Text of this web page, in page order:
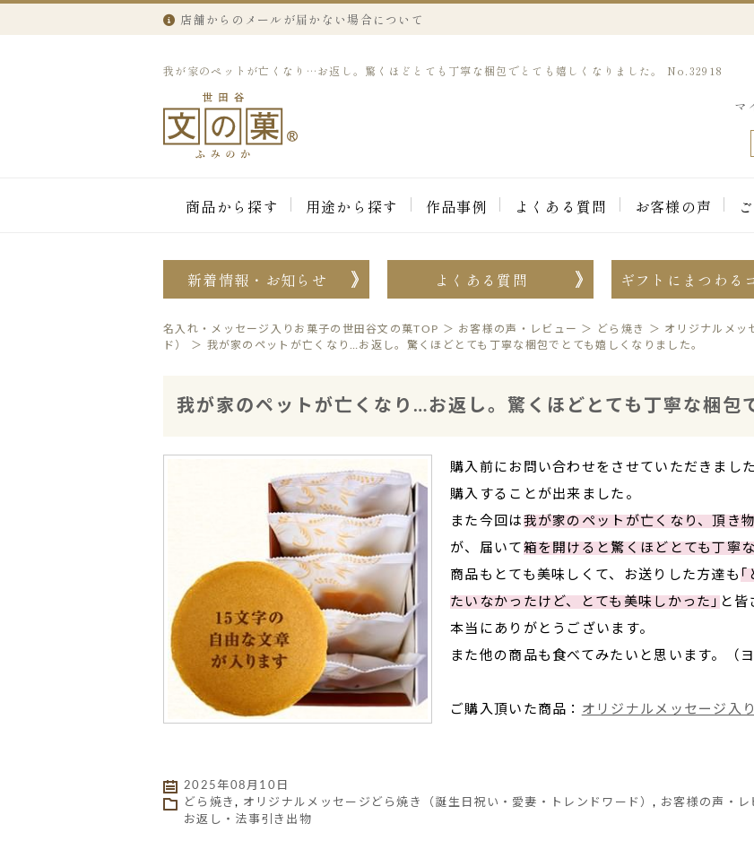
店舗からのメールが届かない場合について
我が家のペットが亡くなり…お返し。驚くほどとても丁寧な梱包でとても嬉しくなりました。 No.32918
マ
商品から探す 用途から探す 作品事例 よくある質問 お客様の声
新着情報・お知らせ よくある質問 ギフトにまつわる
名入れ・メッセージ入りお菓子の世田谷文の菓TOP ＞ お客様の声・レビュー ＞ どら焼き ＞ オリジナルメッ
ド）
＞ 我が家のペットが亡くなり…お返し。驚くほどとても丁寧な梱包でとても嬉しくなりました。
我が家のペットが亡くなり…お返し。驚くほどとても丁寧な梱包
購入前にお問い合わせをさせていただきまし
購入することが出来ました。
また今回は 我が家のペットが亡くなり、頂き
が、届いて 箱を開けると驚くほどとても丁寧
商品もとても美味しくて、お送りした方達も ｢
たいなかったけど、とても美味しかった｣ と皆
本当にありがとうございます。
また他の商品も食べてみたいと思います。（
ご購入頂いた商品： オリジナルメッセージ入
2025年08月10日
どら焼き, オリジナルメッセージどら焼き（誕生日祝い・愛妻・トレンドワード）, お客様の声・レ
お返し・法事引き出物